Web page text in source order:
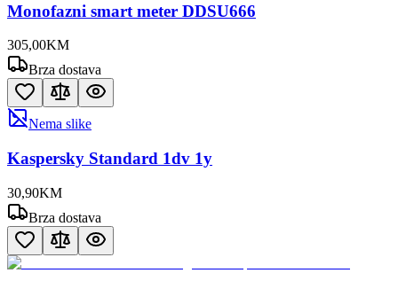
Monofazni smart meter DDSU666
305,00KM
Brza dostava
Nema slike
Kaspersky Standard 1dv 1y
30,90KM
Brza dostava